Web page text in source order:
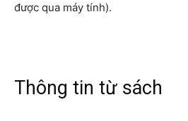
được qua máy tính).
Thông tin từ sách